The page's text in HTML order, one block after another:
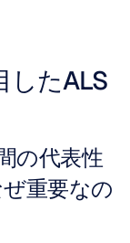
したALS
の代表性
重要なの